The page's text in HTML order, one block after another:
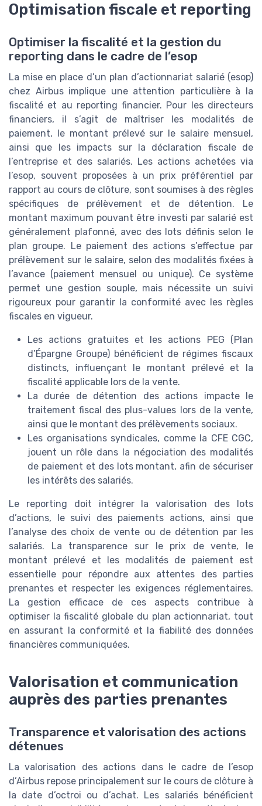
Optimisation fiscale et reporting
Optimiser la fiscalité et la gestion du
reporting dans le cadre de l’esop
La mise en place d’un plan d’actionnariat salarié (esop)
chez Airbus implique une attention particulière à la
fiscalité et au reporting financier. Pour les directeurs
financiers, il s’agit de maîtriser les modalités de
paiement, le montant prélevé sur le salaire mensuel,
ainsi que les impacts sur la déclaration fiscale de
l’entreprise et des salariés. Les actions achetées via
l’esop, souvent proposées à un prix préférentiel par
rapport au cours de clôture, sont soumises à des règles
spécifiques de prélèvement et de détention. Le
montant maximum pouvant être investi par salarié est
généralement plafonné, avec des lots définis selon le
plan groupe. Le paiement des actions s’effectue par
prélèvement sur le salaire, selon des modalités fixées à
l’avance (paiement mensuel ou unique). Ce système
permet une gestion souple, mais nécessite un suivi
rigoureux pour garantir la conformité avec les règles
fiscales en vigueur.
Les actions gratuites et les actions PEG (Plan
d’Épargne Groupe) bénéficient de régimes fiscaux
distincts, influençant le montant prélevé et la
fiscalité applicable lors de la vente.
La durée de détention des actions impacte le
traitement fiscal des plus-values lors de la vente,
ainsi que le montant des prélèvements sociaux.
Les organisations syndicales, comme la CFE CGC,
jouent un rôle dans la négociation des modalités
de paiement et des lots montant, afin de sécuriser
les intérêts des salariés.
Le reporting doit intégrer la valorisation des lots
d’actions, le suivi des paiements actions, ainsi que
l’analyse des choix de vente ou de détention par les
salariés. La transparence sur le prix de vente, le
montant prélevé et les modalités de paiement est
essentielle pour répondre aux attentes des parties
prenantes et respecter les exigences réglementaires.
La gestion efficace de ces aspects contribue à
optimiser la fiscalité globale du plan actionnariat, tout
en assurant la conformité et la fiabilité des données
financières communiquées.
Valorisation et communication
auprès des parties prenantes
Transparence et valorisation des actions
détenues
La valorisation des actions dans le cadre de l’esop
d’Airbus repose principalement sur le cours de clôture à
la date d’octroi ou d’achat. Les salariés bénéficient